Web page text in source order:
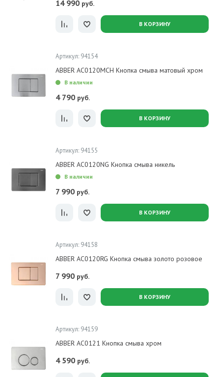
14 990 руб.
В КОРЗИНУ
Артикул: 94154
ABBER AC0120MCH Кнопка смыва матовый хром
В наличии
4 790 руб.
В КОРЗИНУ
Артикул: 94155
ABBER AC0120NG Кнопка смыва никель
В наличии
7 990 руб.
В КОРЗИНУ
Артикул: 94158
ABBER AC0120RG Кнопка смыва золото розовое
7 990 руб.
В КОРЗИНУ
Артикул: 94159
ABBER AC0121 Кнопка смыва хром
4 590 руб.